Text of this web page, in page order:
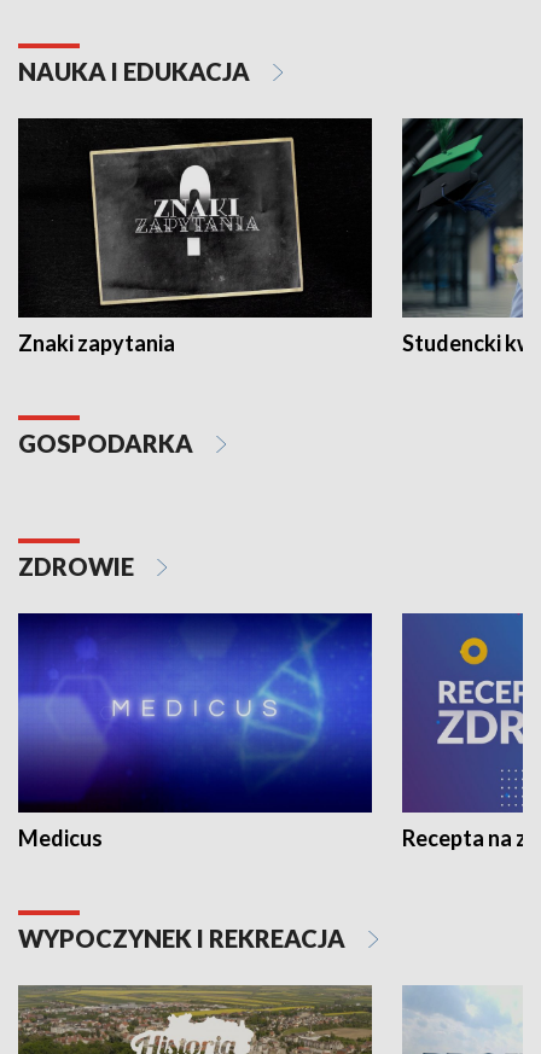
NAUKA I EDUKACJA
Znaki zapytania Studencki
GOSPODARKA
ZDROWIE
Medicus Recepta na
WYPOCZYNEK I REKREACJA